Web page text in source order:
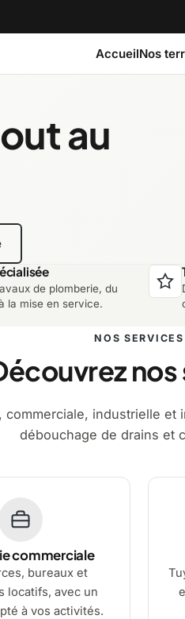
AccueilNos
Laurentides
Montérégie
au
de plomberie, du
la mise en service.
NOS SERVICES
commerciale, industrielle et
débouchage de drains et
commerciale
bureaux et
locatifs, avec un
à vos activités.